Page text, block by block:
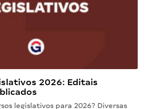
2026: Editais
legislativos para 2026? Diversas